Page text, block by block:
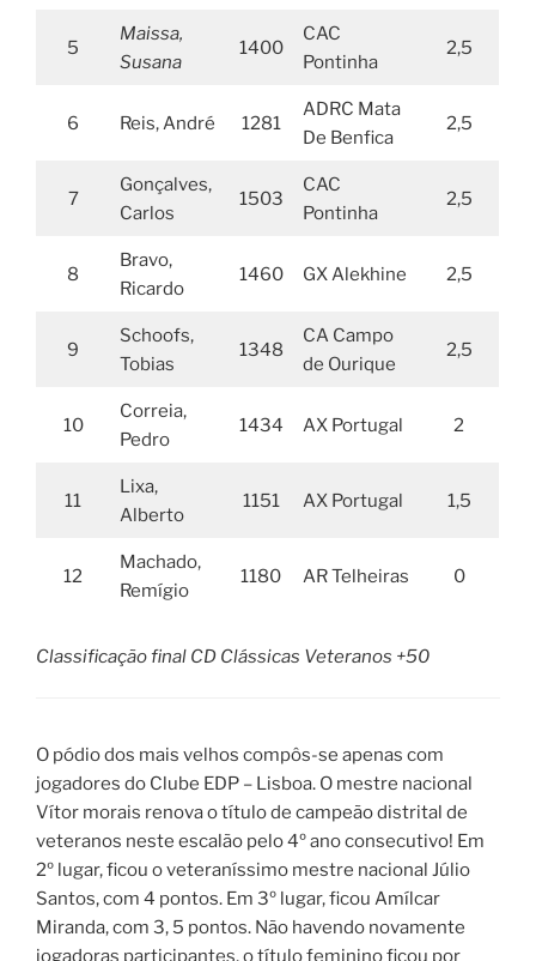
5
Maissa,
Susana
1400
CAC
Pontinha
2,5
6 Reis, André 1281
ADRC Mata
De Benfica
2,5
7
Gonçalves,
Carlos
1503
CAC
Pontinha
2,5
8
Bravo,
Ricardo
1460 GX Alekhine 2,5
9
Schoofs,
Tobias
1348
CA Campo
de Ourique
2,5
10
Correia,
Pedro
1434 AX Portugal 2
11
Lixa,
Alberto
1151 AX Portugal 1,5
12
Machado,
Remígio
1180 AR Telheiras 0
Classificação final CD Clássicas Veteranos +50
O pódio dos mais velhos compôs-se apenas com
jogadores do Clube EDP – Lisboa. O mestre nacional
Vítor morais renova o título de campeão distrital de
veteranos neste escalão pelo 4º ano consecutivo! Em
2º lugar, ficou o veteraníssimo mestre nacional Júlio
Santos, com 4 pontos. Em 3º lugar, ficou Amílcar
Miranda, com 3, 5 pontos. Não havendo novamente
jogadoras participantes, o título feminino ficou por